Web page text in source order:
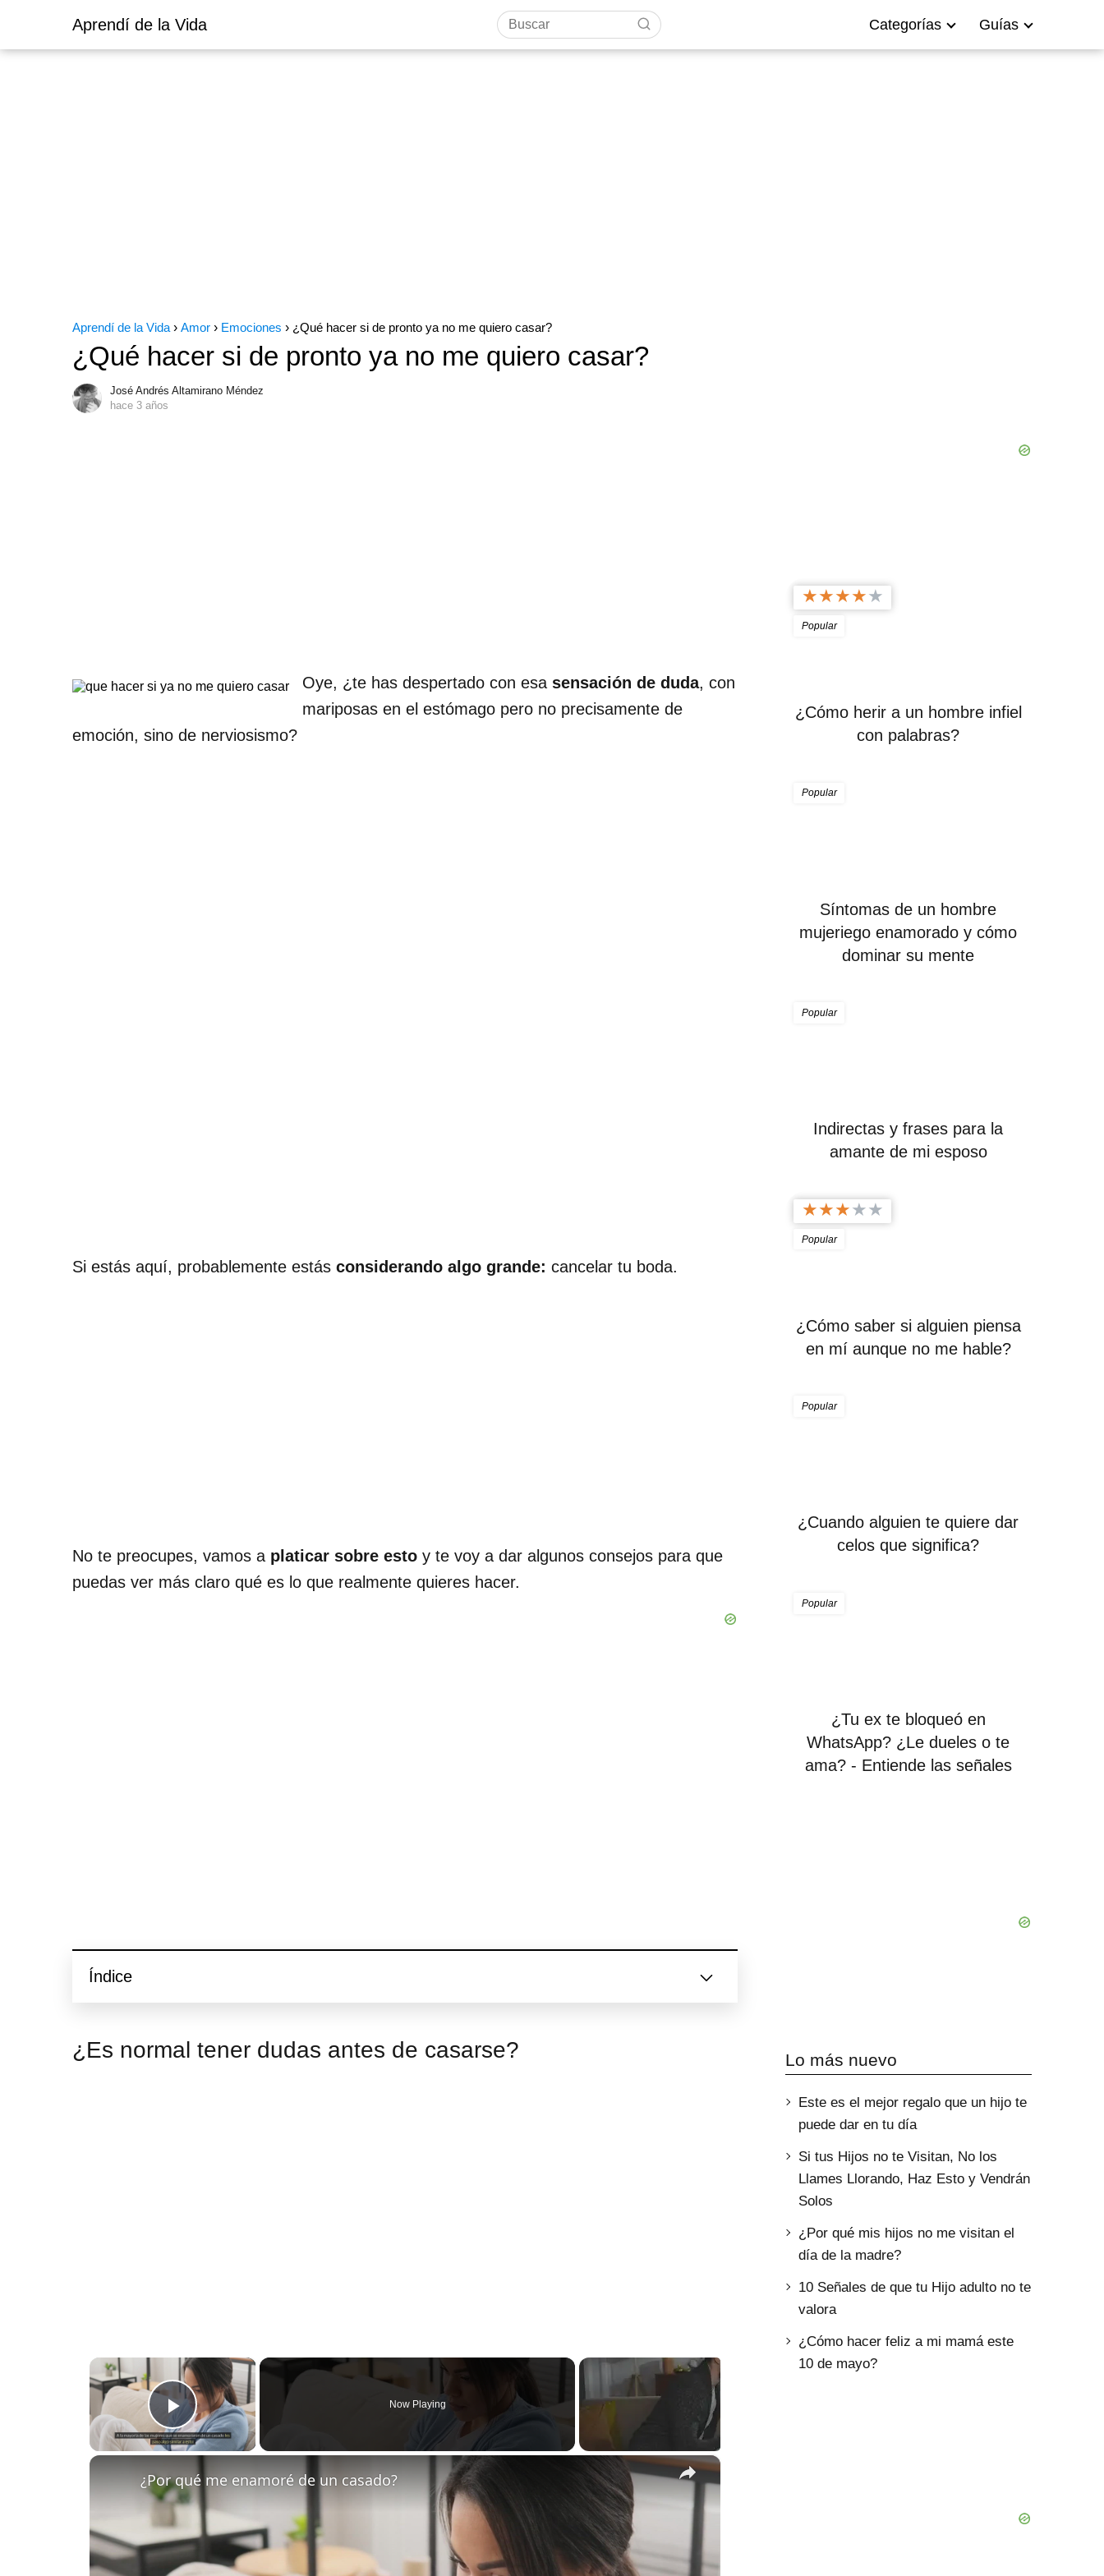
Aprendí de la Vida Categorías Guías
Aprendí de la Vida Amor Emociones ¿Qué hacer si de pronto ya no me quiero casar?
¿Qué hacer si de pronto ya no me quiero casar?
José Andrés Altamirano Méndez
hace 3 años
Oye, ¿te has despertado con esa sensación de duda, con
mariposas en el estómago pero no precisamente de
emoción, sino de nerviosismo?
Si estás aquí, probablemente estás considerando algo grande: cancelar tu boda.
No te preocupes, vamos a platicar sobre esto y te voy a dar algunos consejos para que
puedas ver más claro qué es lo que realmente quieres hacer.
Índice
¿Es normal tener dudas antes de casarse?
×
Play Video
Now Playing
×
¿Por qué me enamoré de un casado?
★★★★★
Popular
¿Cómo herir a un hombre infiel
con palabras?
Popular
Síntomas de un hombre
mujeriego enamorado y cómo
dominar su mente
Popular
Indirectas y frases para la
amante de mi esposo
★★★★★
Popular
¿Cómo saber si alguien piensa
en mí aunque no me hable?
Popular
¿Cuando alguien te quiere dar
celos que significa?
Popular
¿Tu ex te bloqueó en
WhatsApp? ¿Le dueles o te
ama? - Entiende las señales
Lo más nuevo
Este es el mejor regalo que un hijo te
puede dar en tu día
Si tus Hijos no te Visitan, No los
Llames Llorando, Haz Esto y Vendrán
Solos
¿Por qué mis hijos no me visitan el
día de la madre?
10 Señales de que tu Hijo adulto no te
valora
¿Cómo hacer feliz a mi mamá este
10 de mayo?